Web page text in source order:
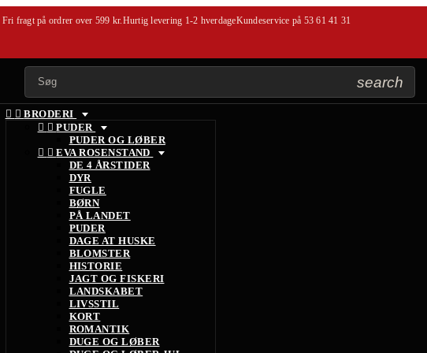
Fri fragt på ordrer over 599 kr. Hurtig levering 1-2 hverdageKundeservice på 53 61 41 31
search
  BRODERI
  PUDER
PUDER OG LØBER
  EVA ROSENSTAND
DE 4 ÅRSTIDER
DYR
FUGLE
BØRN
PÅ LANDET
PUDER
DAGE AT HUSKE
BLOMSTER
HISTORIE
JAGT OG FISKERI
LANDSKABET
LIVSSTIL
KORT
ROMANTIK
DUGE OG LØBER